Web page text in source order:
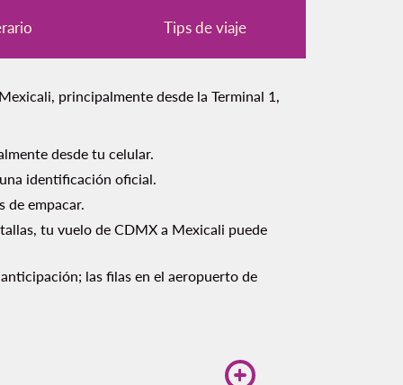
Tips de viaje
principalmente desde la Terminal 1,
desde tu celular.
identificación oficial.
de empacar.
tu vuelo de CDMX a Mexicali puede
las filas en el aeropuerto de